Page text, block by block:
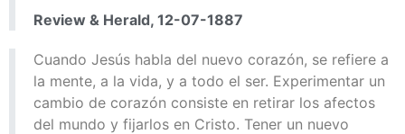
Review & Herald, 12-07-1887
Cuando Jesús habla del nuevo corazón, se refiere a
la mente, a la vida, y a todo el ser. Experimentar un
cambio de corazón consiste en retirar los afectos
del mundo y fijarlos en Cristo. Tener un nuevo